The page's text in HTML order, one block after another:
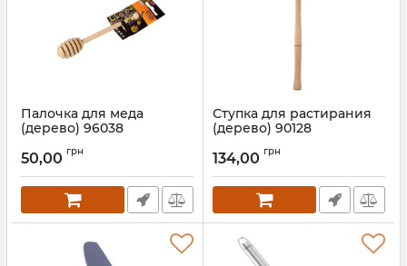
Палочка для меда
(дерево) 96038
50,00 грн
Ступка для растирания
(дерево) 90128
134,00 грн